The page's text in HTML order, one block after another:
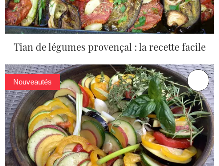
Tian de légumes provençal : la recette facile
Nouveautés